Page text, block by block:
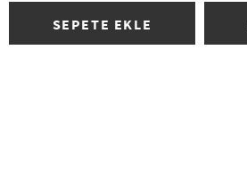
SEPETE EKLE